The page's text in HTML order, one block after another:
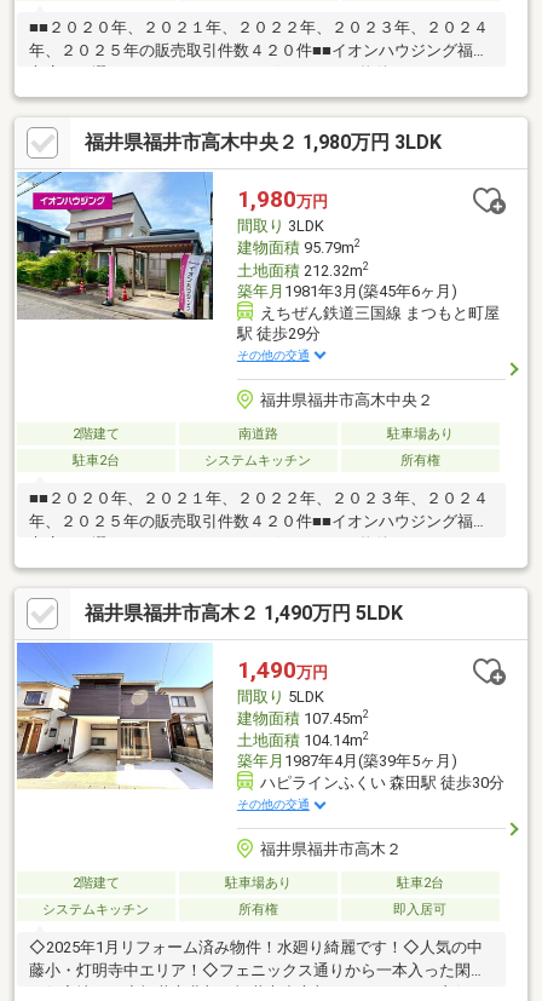
■■２０２０年、２０２１年、２０２２年、２０２３年、２０２４
年、２０２５年の販売取引件数４２０件■■イオンハウジング福井
イント～・広々とした４LDK住宅♪・駐車場３台以上♪・全居室６
帖以上♪・水回り全て新品交換♪【周辺環境】・中藤小学校 徒歩
約２５分・灯明寺中学校 徒歩約２３分・バロー 車約５分・コ
ンビニ 車約６分運営会社：株式会社住まいのＫＯＥＩイオンハ
ウジングの加盟店は全て独立自営です。担当：森崎 宗平
TEL：080-6235-6021
福井県福井市高木中央２ 1,980万円 3LDK
1,980万円
間取り 3LDK
建物面積95.79m2
土地面積212.32m2
築年月 1981年3月(築45年6ヶ月)
えちぜん鉄道三国線 まつもと町屋
駅 徒歩29分
その他の交通
福井県福井市高木中央２
2階建て 南道路
駐車場あり
駐車2台
システムキッチン 所有権
■■２０２０年、２０２１年、２０２２年、２０２３年、２０２４
年、２０２５年の販売取引件数４２０件■■イオンハウジング福井
イント～・広々とした３LDK住宅♪・駐車場２台以上♪・トイレ２
箇所♪【周辺環境】・中藤小学校 徒歩約１５分・灯明寺中学校
徒歩約３６分・スーパー 徒歩約３分・コンビニ 徒歩約６分運
営会社：株式会社住まいのＫＯＥＩイオンハウジングの加盟店は
全て独立自営です。担当：森崎 宗平 TEL：080-6235-6021
福井県福井市高木２ 1,490万円 5LDK
1,490万円
間取り 5LDK
建物面積107.45m2
土地面積104.14m2
築年月 1987年4月(築39年5ヶ月)
ハピラインふくい 森田駅 徒歩30分
その他の交通
福井県福井市高木２
2階建て 駐車場あり
駐車2台
システムキッチン
所有権 即入居可
◇2025年1月リフォーム済み物件！水廻り綺麗です！◇人気の中
藤小・灯明寺中エリア！◇フェニックス通りから一本入った閑静